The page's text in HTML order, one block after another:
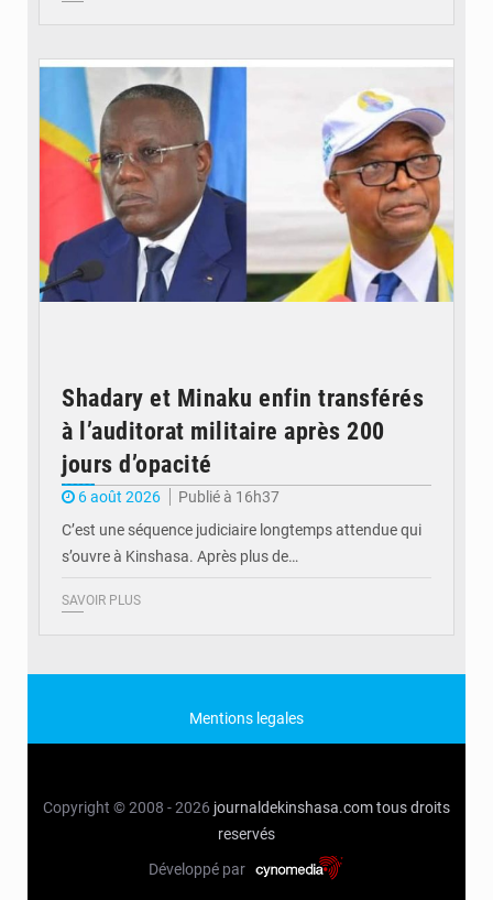
Shadary et Minaku enfin transférés
à l’auditorat militaire après 200
jours d’opacité
6 août 2026
Publié à 16h37
C’est une séquence judiciaire longtemps attendue qui
s’ouvre à Kinshasa. Après plus de…
SAVOIR PLUS
Mentions legales
Copyright © 2008 - 2026 journaldekinshasa.comtous droits
reservés
Développé par